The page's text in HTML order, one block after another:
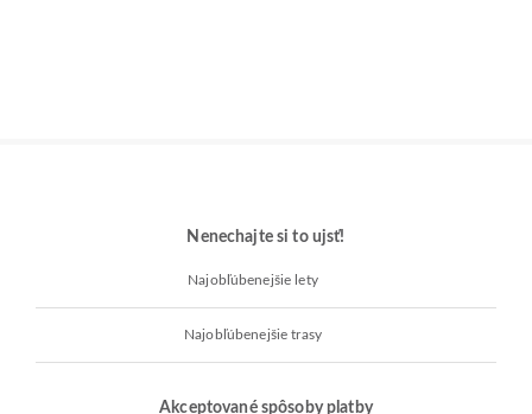
Nenechajte si to ujsť!
Najobľúbenejšie lety
Najobľúbenejšie trasy
Akceptované spôsoby platby